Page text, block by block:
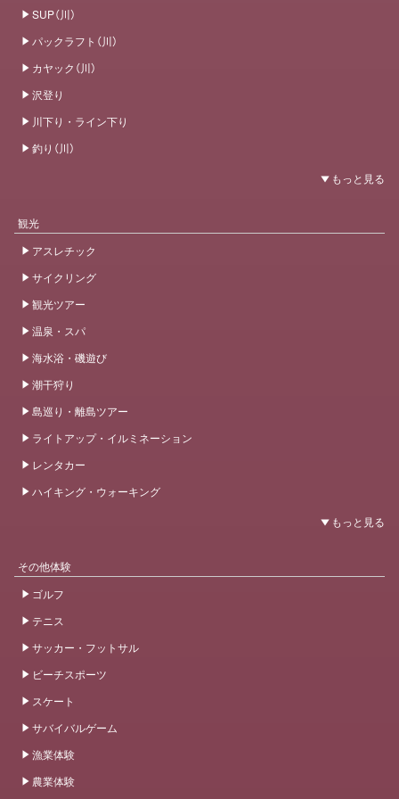
SUP（川）
パックラフト（川）
カヤック（川）
沢登り
川下り・ライン下り
釣り（川）
観光
アスレチック
サイクリング
観光ツアー
温泉・スパ
海水浴・磯遊び
潮干狩り
島巡り・離島ツアー
ライトアップ・イルミネーション
レンタカー
ハイキング・ウォーキング
その他体験
ゴルフ
テニス
サッカー・フットサル
ビーチスポーツ
スケート
サバイバルゲーム
漁業体験
農業体験